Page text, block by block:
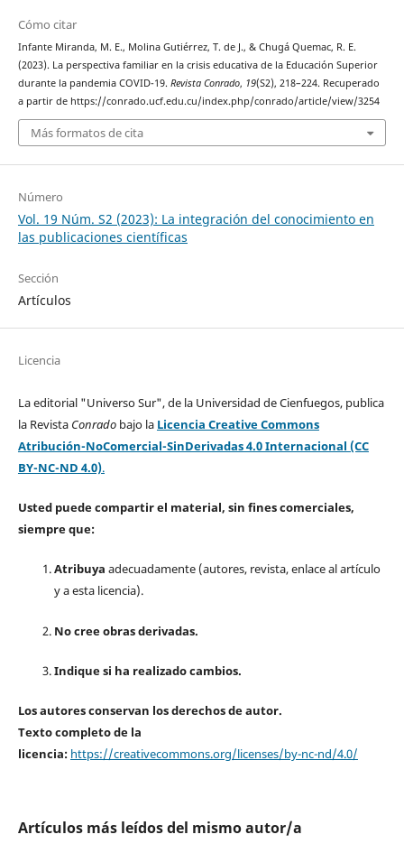
Cómo citar
Infante Miranda, M. E., Molina Gutiérrez, T. de J., & Chugá Quemac, R. E.
(2023). La perspectiva familiar en la crisis educativa de la Educación Superior
durante la pandemia COVID-19. Revista Conrado, 19(S2), 218–224. Recuperado
a partir de https://conrado.ucf.edu.cu/index.php/conrado/article/view/3254
Más formatos de cita
Número
Vol. 19 Núm. S2 (2023): La integración del conocimiento en
las publicaciones científicas
Sección
Artículos
Licencia
La editorial "Universo Sur", de la Universidad de Cienfuegos, publica
la Revista Conradobajo la Licencia Creative Commons
Atribución-NoComercial-SinDerivadas 4.0 Internacional (CC
BY-NC-ND 4.0).
Usted puede compartir el material, sin fines comerciales,
siempre que:
Atribuya adecuadamente (autores, revista, enlace al artículo
y a esta licencia).
No cree obras derivadas.
Indique si ha realizado cambios.
Los autores conservan los derechos de autor.
Texto completo de la
licencia: https://creativecommons.org/licenses/by-nc-nd/4.0/
Artículos más leídos del mismo autor/a